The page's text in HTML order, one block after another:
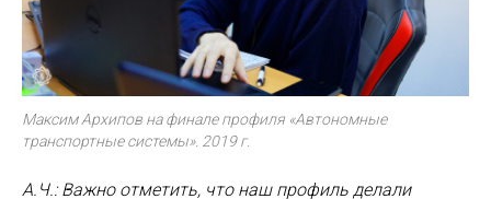
Максим Архипов на финале профиля «Автономные
транспортные системы». 2019 г.
А.Ч.: Важно отметить, что наш профиль делали